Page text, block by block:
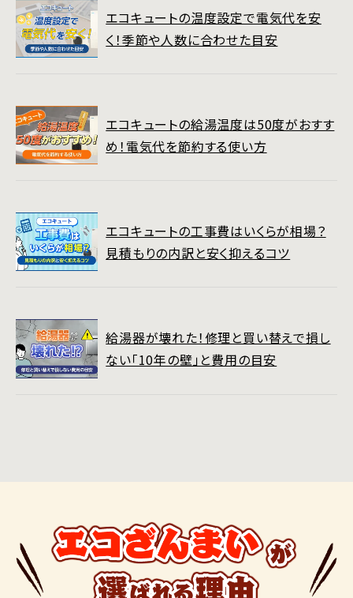
エコキュートの温度設定で電気代を安
く！季節や人数に合わせた目安
エコキュートの給湯温度は50度がおすす
め！電気代を節約する使い方
エコキュートの工事費はいくらが相場？
見積もりの内訳と安く抑えるコツ
給湯器が壊れた！修理と買い替えで損し
ない「10年の壁」と費用の目安